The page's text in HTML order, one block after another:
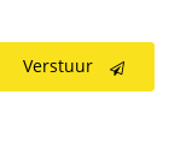
Verstuur